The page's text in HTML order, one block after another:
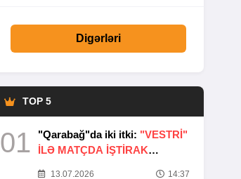
Digərləri
TOP 5
01 "Qarabağ"da iki itki: "VESTRİ"
İLƏ MATÇDA İŞTİRAK
13.07.2026 14:37